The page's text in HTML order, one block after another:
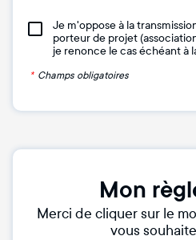
Je m'oppose à la
porteur de projet
je renonce le cas échéant à
* Champs obligatoires
Mon
Merci de cliquer sur le
vous